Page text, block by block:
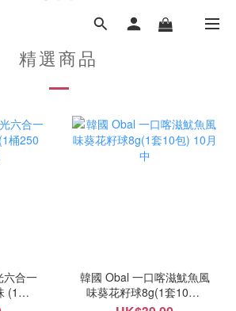
精選商品
六合一
(1桶
韓國 Obal 一口喀滋魷魚風
味葵花籽球8g(1套10包)
10月中